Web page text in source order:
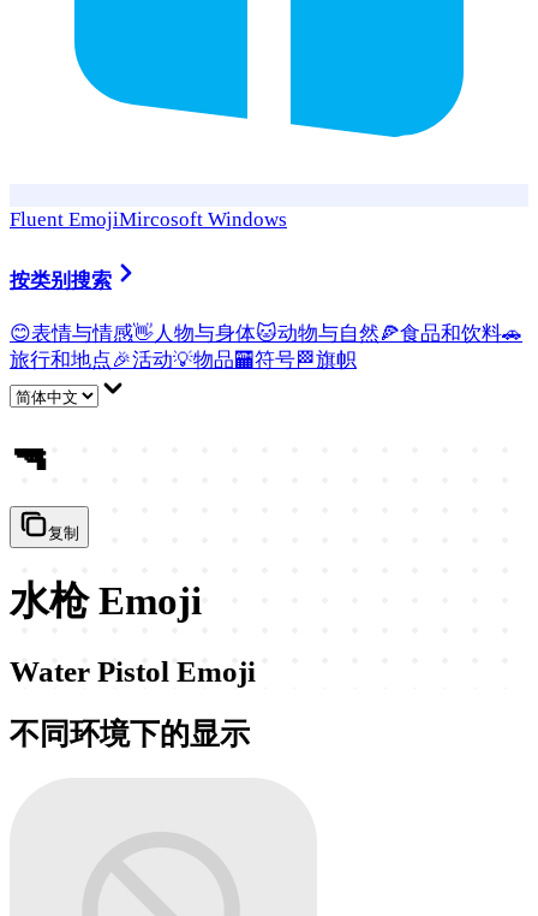
Fluent EmojiMircosoft Windows
按类别搜索
😊表情与情感👋 人物与身体🐱动物与自然🍕食品和饮料🚗
旅行和地点🎉活动💡物品🏧符号🏁旗帜
🔫
复制
水枪 Emoji
Water Pistol Emoji
不同环境下的显示